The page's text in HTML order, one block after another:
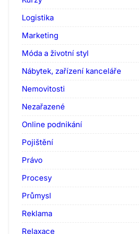
Logistika
Marketing
Móda a životní styl
Nábytek, zařízení kanceláře
Nemovitosti
Nezařazené
Online podnikání
Pojištění
Právo
Procesy
Průmysl
Reklama
Relaxace